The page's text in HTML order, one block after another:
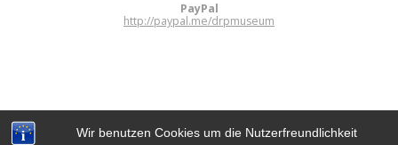
Wir benutzen Cookies um die Nutzerfreundlichkeit
PayPal
http://paypal.me/drpmuseum